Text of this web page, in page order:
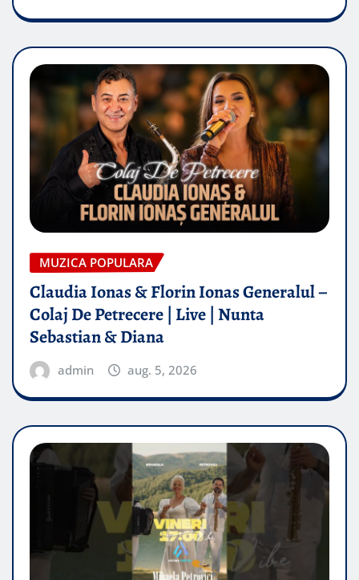
MUZICA POPULARA
Claudia Ionas & Florin Ionas Generalul –
Colaj De Petrecere | Live | Nunta
Sebastian & Diana
admin aug. 5, 2026